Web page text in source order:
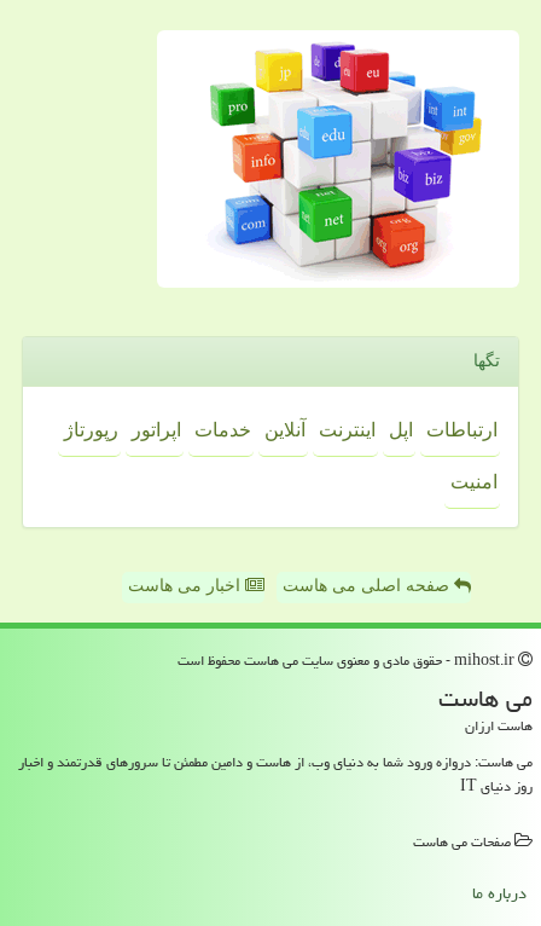
تگها
ارتباطات اپل اینترنت آنلاین خدمات اپراتور رپورتاژ
امنیت
صفحه اصلی می هاست اخبار می هاست
می هاست
هاست ارزان
می هاست: دروازه ورود شما به دنیای وب، از هاست و دامین مطمئن تا سرورهای قدرتمند و اخبار
روز دنیای IT
صفحات می هاست
درباره ما